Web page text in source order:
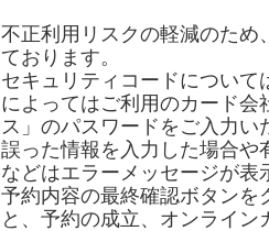
不正利用リスクの軽減のため
ております。
セキュリティコードについて
によってはご利用のカード
ス」のパスワードをご入力い
誤った情報を入力した場合や
などはエラーメッセージが
予約内容の最終確認ボタンを
と、予約の成立、オンライ